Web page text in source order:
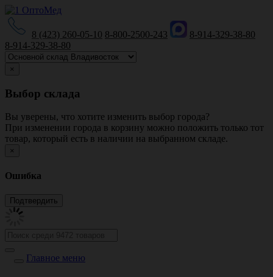
8 (423) 260-05-10 8-800-2500-243
8-914-329-38-80
8-914-329-38-80
×
Выбор склада
Вы уверены, что хотите изменить выбор города?
При изменении города в корзину можно положить только тот
товар, который есть в наличии на выбранном складе.
×
Ошибка
Главное меню